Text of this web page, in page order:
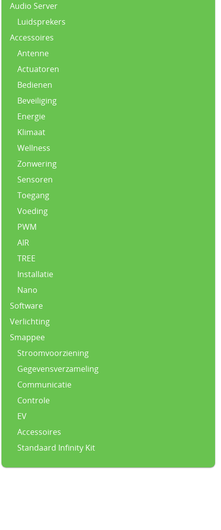
Audio Server
Luidsprekers
Accessoires
Antenne
Actuatoren
Bedienen
Beveiliging
Energie
Klimaat
Wellness
Zonwering
Sensoren
Toegang
Voeding
PWM
AIR
TREE
Installatie
Nano
Software
Verlichting
Smappee
Stroomvoorziening
Gegevensverzameling
Communicatie
Controle
EV
Accessoires
Standaard Infinity Kit